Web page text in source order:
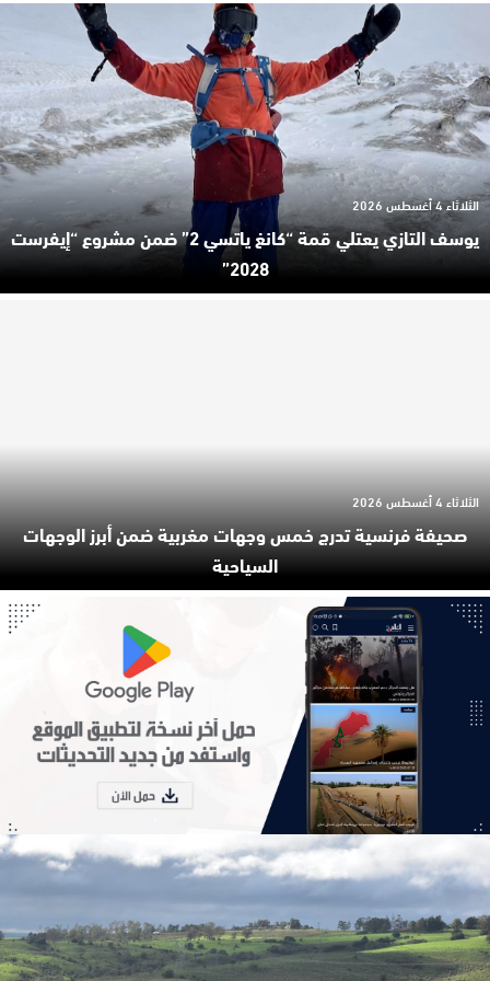
يوسف التازي يعتلي قمة “كانغ ياتسي 2” ضمن مشروع “إيفرست
2028”
الثلاثاء 4 أغسطس 2026
صحيفة فرنسية تدرج خمس وجهات مغربية ضمن أبرز الوجهات
السياحية
الثلاثاء 4 أغسطس 2026